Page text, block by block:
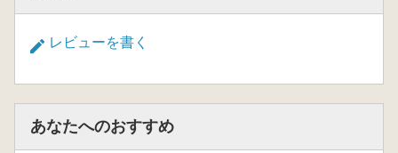
レビューを書く
あなたへのおすすめ